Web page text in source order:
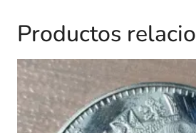
Productos